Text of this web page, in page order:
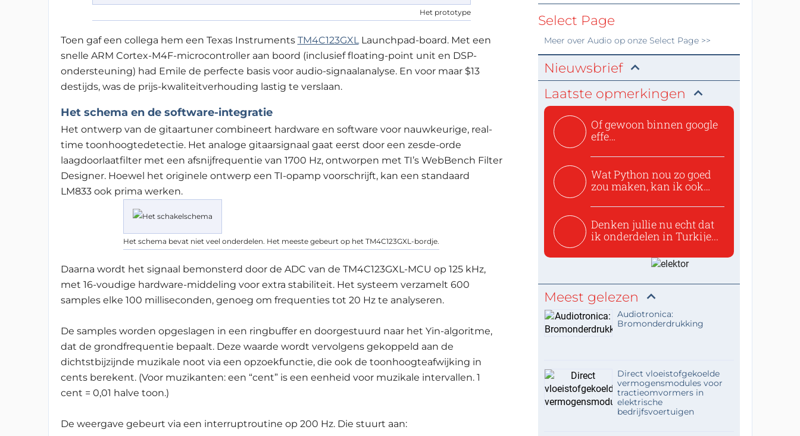
Het prototype
Toen gaf een collega hem een Texas Instruments TM4C123GXLLaunchpad-board. Met een
snelle ARM Cortex-M4F-microcontroller aan boord (inclusief floating-point unit en DSP-
ondersteuning) had Emile de perfecte basis voor audio-signaalanalyse. En voor maar $13
destijds, was de prijs-kwaliteitverhouding lastig te verslaan.
Het schema en de software-integratie
Het ontwerp van de gitaartuner combineert hardware en software voor nauwkeurige, real-
time toonhoogtedetectie. Het analoge gitaarsignaal gaat eerst door een zesde-orde
laagdoorlaatfilter met een afsnijfrequentie van 1700 Hz, ontworpen met TI’s WebBench Filter
Designer. Hoewel het originele ontwerp een TI-opamp voorschrijft, kan een standaard
LM833 ook prima werken.
Het schema bevat niet veel onderdelen. Het meeste gebeurt op het TM4C123GXL-bordje.
Daarna wordt het signaal bemonsterd door de ADC van de TM4C123GXL-MCU op 125 kHz,
met 16-voudige hardware-middeling voor extra stabiliteit. Het systeem verzamelt 600
samples elke 100 milliseconden, genoeg om frequenties tot 20 Hz te analyseren.
De samples worden opgeslagen in een ringbuffer en doorgestuurd naar het Yin-algoritme,
dat de grondfrequentie bepaalt. Deze waarde wordt vervolgens gekoppeld aan de
dichtstbijzijnde muzikale noot via een opzoekfunctie, die ook de toonhoogteafwijking in
cents berekent. (Voor muzikanten: een “cent” is een eenheid voor muzikale intervallen. 1
cent = 0,01 halve toon.)
De weergave gebeurt via een interrupt­routine op 200 Hz. Die stuurt aan:
Select Page
Meer over Audio op onze Select Page >>
Nieuwsbrief
Laatste opmerkingen
Of gewoon binnen google
effe
Wat Python nou zo goed
zou maken, kan ik ook
Denken jullie nu echt dat
ik onderdelen in Turkije...
Meest gelezen
Audiotronica:
Bromonderdrukking
Direct vloeistofgekoelde
vermogensmodules voor
tractieomvormers in
elektrische
bedrijfsvoertuigen